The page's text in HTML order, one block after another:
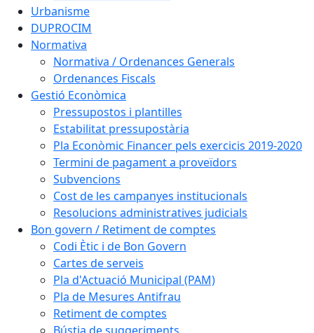
Urbanisme
DUPROCIM
Normativa
Normativa / Ordenances Generals
Ordenances Fiscals
Gestió Econòmica
Pressupostos i plantilles
Estabilitat pressupostària
Pla Econòmic Financer pels exercicis 2019-2020
Termini de pagament a proveïdors
Subvencions
Cost de les campanyes institucionals
Resolucions administratives judicials
Bon govern / Retiment de comptes
Codi Ètic i de Bon Govern
Cartes de serveis
Pla d'Actuació Municipal (PAM)
Pla de Mesures Antifrau
Retiment de comptes